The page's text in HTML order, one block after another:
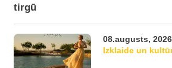
tirgū
08.augusts, 2026
Izklaide un